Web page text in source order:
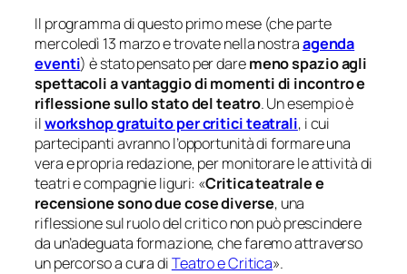
Il programma di questo primo mese (che parte
mercoledì 13 marzo e trovate nella nostraagenda
eventi) è stato pensato per daremeno spazio agli
spettacoli a vantaggio di momenti di incontro e
riflessione sullo stato del teatro. Un esempio è
ilworkshop gratuito per critici teatrali, i cui
partecipanti avranno l’opportunità di formare una
vera e propria redazione, per monitorare le attività di
teatri e compagnie liguri: «Critica teatrale e
recensione sono due cose diverse, una
riflessione sul ruolo del critico non può prescindere
da un’adeguata formazione, che faremo attraverso
un percorso a cura diTeatro e Critica».